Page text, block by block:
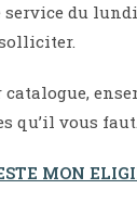
service du
qu’il vous faut.
MON